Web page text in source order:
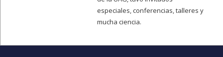
especiales, conferencias, talleres y
mucha ciencia.